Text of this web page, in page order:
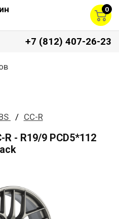
0
+7 (812) 407-26-23
CC-R
- R19/9 PCD5*112